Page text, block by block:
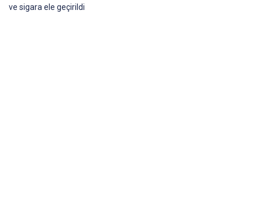
ve sigara ele geçirildi